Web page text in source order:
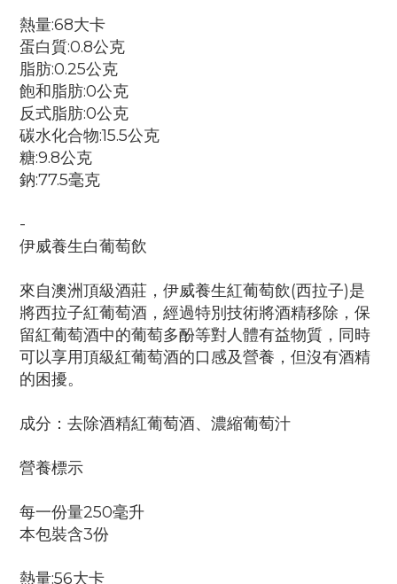
熱量:68大卡
蛋白質:0.8公克
脂肪:0.25公克
飽和脂肪:0公克
反式脂肪:0公克
碳水化合物:15.5公克
糖:9.8公克
鈉:77.5毫克
-
伊威養生白葡萄飲
來自澳洲頂級酒莊，伊威養生紅葡萄飲(西拉子)是
將西拉子紅葡萄酒，經過特別技術將酒精移除，保
留紅葡萄酒中的葡萄多酚等對人體有益物質，同時
可以享用頂級紅葡萄酒的口感及營養，但沒有酒精
的困擾。
成分：去除酒精紅葡萄酒、濃縮葡萄汁
營養標示
每一份量250毫升
本包裝含3份
熱量:56大卡